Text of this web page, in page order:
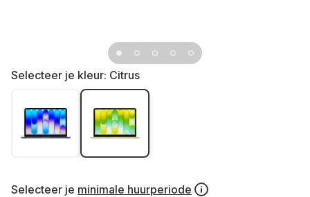
Selecteer je kleur: Citrus
Selecteer je minimale huurperiode